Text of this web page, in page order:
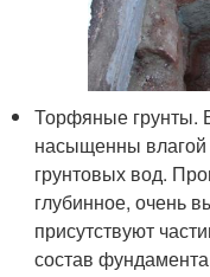
Торфяные грунты.
насыщенны влагой
грунтовых вод.
глубинное, очень
присутствуют
состав